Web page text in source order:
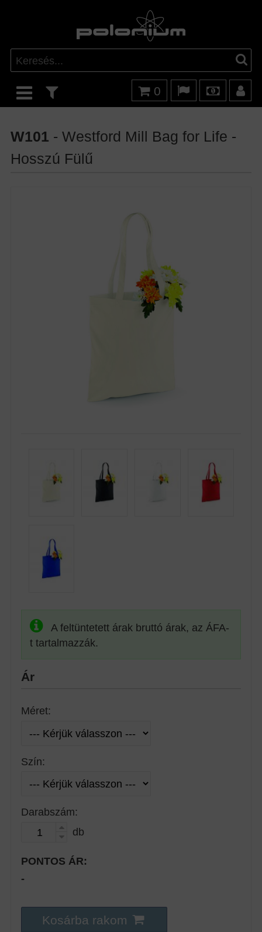
0
W101 - Westford Mill Bag for Life -
Hosszú Fülű
A feltüntetett árak bruttó árak, az ÁFA-
t tartalmazzák.
Ár
Méret:
Szín:
Darabszám:
db
PONTOS ÁR:
-
Kosárba rakom